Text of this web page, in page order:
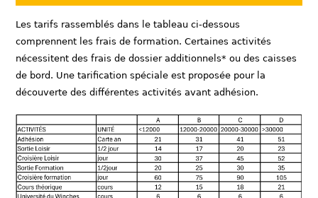
Les tarifs rassemblés dans le tableau ci-dessous
comprennent les frais de formation. Certaines activités
nécessitent des frais de dossier additionnels* ou des caisses
de bord. Une tarification spéciale est proposée pour la
découverte des différentes activités avant adhésion.